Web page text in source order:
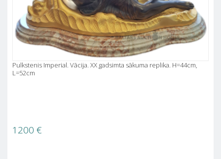
Pulkstenis Imperial. Vācija. XX gadsimta sākuma replika. H=44cm,
L=52cm
1200 €